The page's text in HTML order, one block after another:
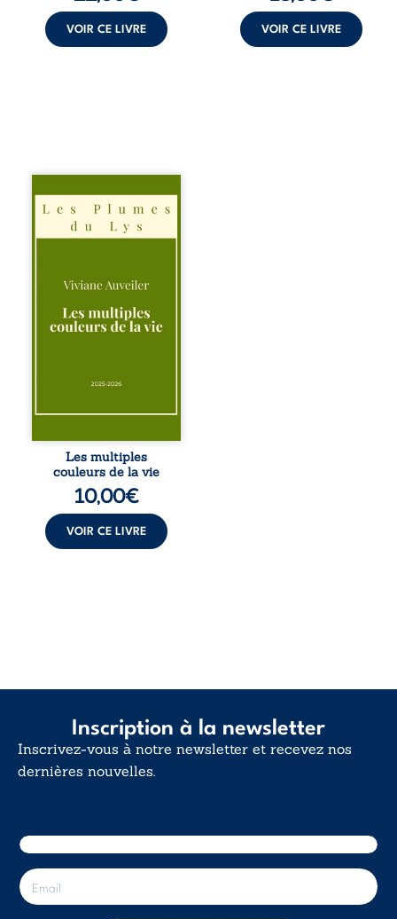
VOIR CE LIVRE
croyances
peuvent ...
VOIR CE LIVRE
Trois récits, trois
existences saisies
à l’instant où tout
bascule. Une
l’apaisement, un
recouvre
l’espérance, tandis
pour en retrouver
Entre souvenirs,
désillusions, Les
multiples couleurs
de la vie explore la
force des liens, le
poids des non-dits
et la ...
Les multiples
couleurs de la vie
10,00€
VOIR CE LIVRE
Inscription à la newsletter
Inscrivez-vous à notre newsletter et recevez nos
dernières nouvelles.
E
-
m